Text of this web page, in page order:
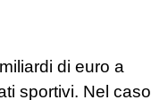
di euro a
sportivi. Nel caso